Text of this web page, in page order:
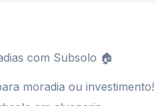
com Subsolo 🏠
moradia ou investimento!